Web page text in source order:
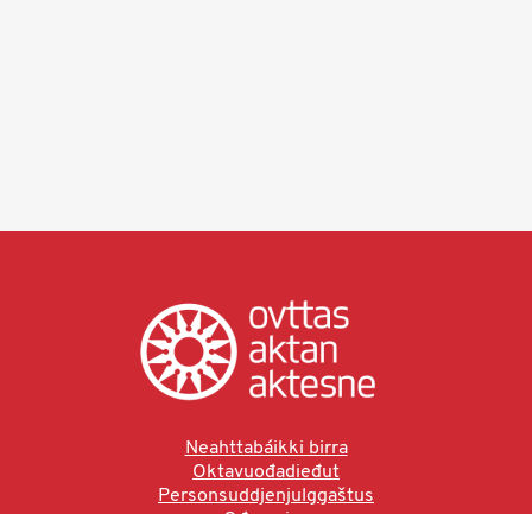
Neahttabáikki birra
Oktavuođadieđut
Personsuddjenjulggaštus